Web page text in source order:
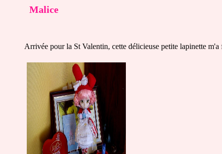
Malice
Arrivée pour la St Valentin, cette délicieuse petite lapinette m'a